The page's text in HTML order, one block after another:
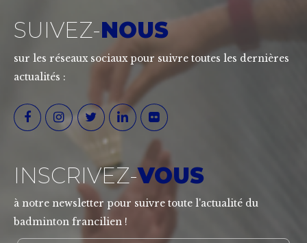
SUIVEZ-NOUS
sur les réseaux sociaux pour suivre toutes les dernières
actualités :
INSCRIVEZ-VOUS
à notre newsletter pour suivre toute l'actualité du
badminton francilien !